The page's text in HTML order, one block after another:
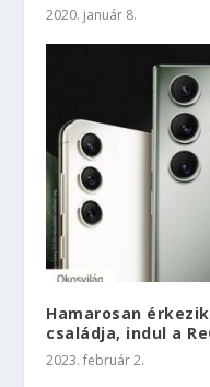
2020. január 8.
Hamarosan
családja, indul a
2023. február 2.